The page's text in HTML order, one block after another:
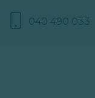
040 490 033